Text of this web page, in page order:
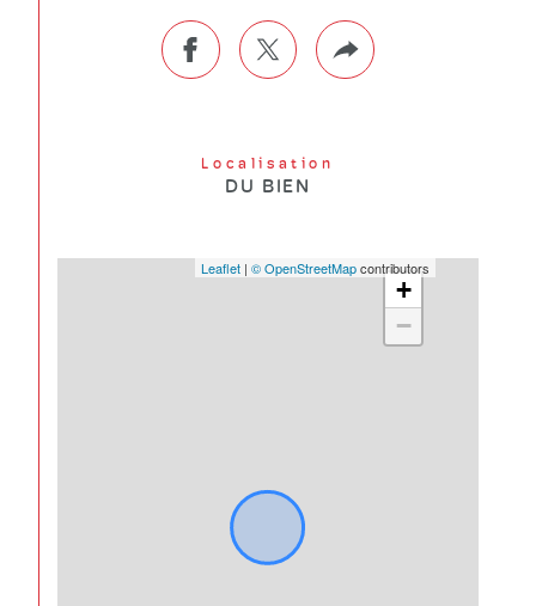
Localisation
DU BIEN
+
−
Leaflet | © OpenStreetMapcontributors